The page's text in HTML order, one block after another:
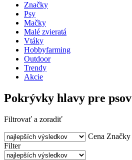
Značky
Psy
Mačky
Malé zvieratá
Vtáky
Hobbyfarming
Outdoor
Trendy
Akcie
Pokrývky hlavy pre psov
Filtrovať a zoradiť
Cena Značky
Filter